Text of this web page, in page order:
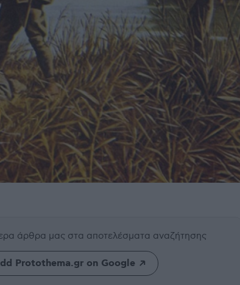
άρθρα μας στα αποτελέσματα αναζήτησης
Protothema.gr on Google